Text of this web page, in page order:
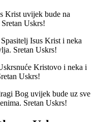
Krist uvijek bude na
Uskrs!
Isus Krist i neka
Sretan Uskrs!
Kristovo i neka i
Uskrs!
Bog uvijek bude uz sve
Sretan Uskrs!